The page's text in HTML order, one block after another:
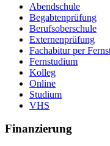
Abendschule
Begabtenprüfung
Berufsoberschule
Externenprüfung
Fachabitur per
Fernstudium
Kolleg
Online
Studium
VHS
Finanzierung